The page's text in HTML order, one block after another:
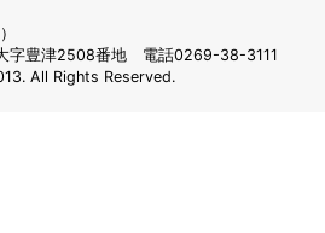
字豊津2508番地 電話0269-38-3111
All Rights Reserved.